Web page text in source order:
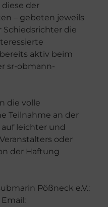
diese der
– gebeten jeweils
Schiedsrichter die
aktiv beim
sr-obmann-
die volle
Teilnahme an der
leichter und
oder
der Haftung
Pößneck e.V.: